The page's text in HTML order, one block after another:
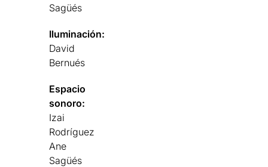
Sagüés
Iluminación:
David
Bernués
Espacio
sonoro:
Izai
Rodríguez
Ane
Sagüés